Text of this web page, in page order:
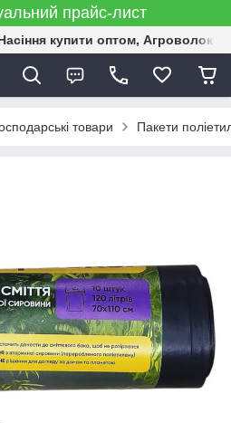
прайс-лист
купити оптом,
товари Пакети